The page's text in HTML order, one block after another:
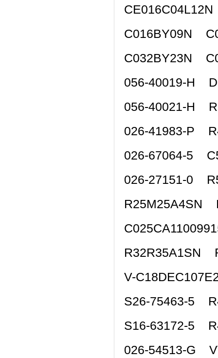
C016BY09N
C032BY23N
056-40019-H
056-40021-H
026-41983-P
026-67064-5
026-27151-0
R25M25A4SN
R32R35A1SN
V-
S26-75463-5
S16-63172-5
026-54513-G